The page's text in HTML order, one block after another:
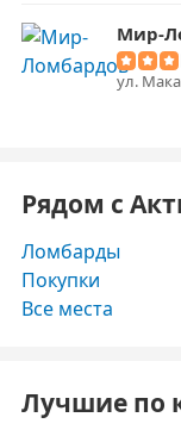
Мир-
ул.
Рядом с
Ломбарды
Покупки
Все места
Лучшие по